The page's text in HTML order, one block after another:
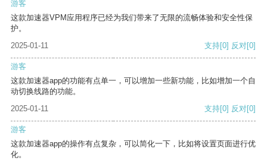
游客
这款加速器VPM应用程序已经为我们带来了无限的流畅体验和安全性保
护。
2025-01-11
支持[0] 反对[0]
游客
这款加速器app的功能有点单一，可以增加一些新功能，比如增加一个自
动切换线路的功能。
2025-01-11
支持[0] 反对[0]
游客
这款加速器app的操作有点复杂，可以简化一下，比如将设置页面进行优
化。